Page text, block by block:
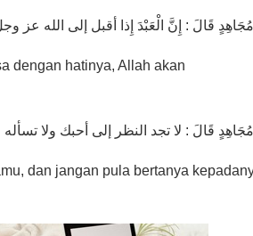
dengan hatinya, Allah akan
dan jangan pula bertanya